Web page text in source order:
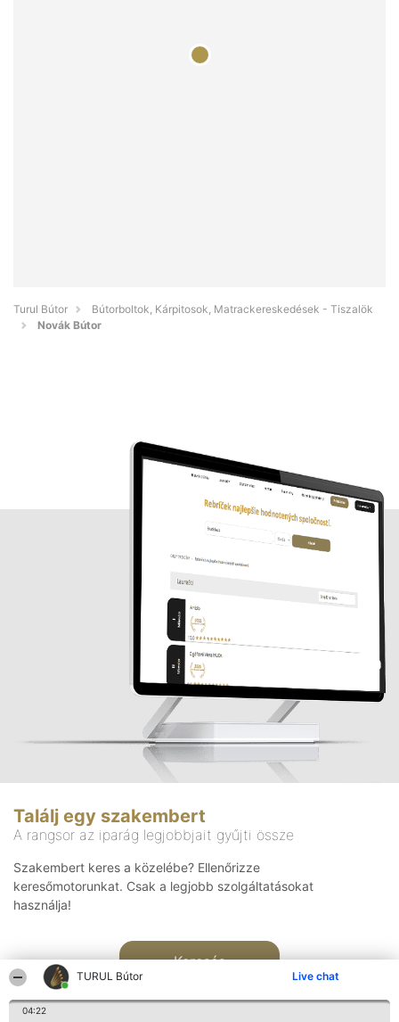
TURUL Bútor Live chat
04:22
Turul Bútor
Bútorboltok, Kárpitosok, Matrackereskedések - Tiszalök
Novák Bútor
Találj egy szakembert
A rangsor az iparág legjobbjait gyűjti össze
Szakembert keres a közelébe? Ellenőrizze
keresőmotorunkat. Csak a legjobb szolgáltatásokat
használja!
Keresés